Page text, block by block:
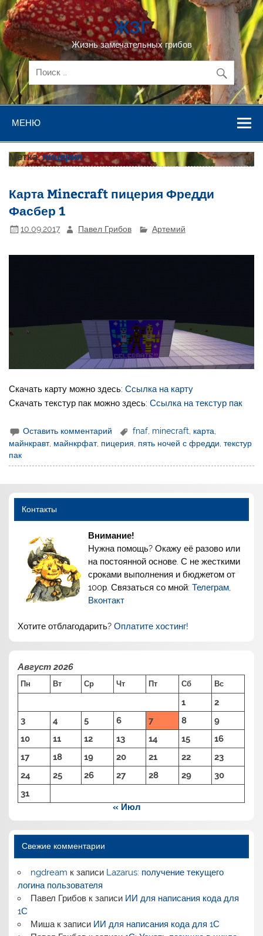
Перейти
к
содержимому
ЖЗГ
Жизнь замечательных грибов
МЕНЮ
Метка:пицерия
Карта Minecraft пицерия Фредди
Фасбер 1
10.09.2017 Павел Грибов Артемий
Скачать карту можно здесь:Ссылка на карту
Скачать текстур пак можно здесь:Ссылка на текстур пак
Оставить комментарий fnaf minecraft карта
майнкравт, майнкрфат, пицерия, пять ночей с фредди,текстур
пак
Контакты
Внимание!
Нужна помощь? Окажу её разово или
на постоянной основе. С не жесткими
сроками выполнения и бюджетом от
100р. Связаться со мной:Телеграм,
Вконтакт
Хотите отблагодарить?Оплатите хостинг!
Август 2026
Пн Вт Ср Чт Пт Сб Вс
1
2
3
4 5 6 7 8
9
10
11 12 13 14 15
16
17
18 19 20 21 22
23
24
25 26 27 28 29
30
31
« Июл
Свежие комментарии
ngdream к записи Lazarus: получение текущего
логина пользователя
Павел Грибовк записи ИИ для написания кода для
1С
Мишак записи ИИ для написания кода для 1С